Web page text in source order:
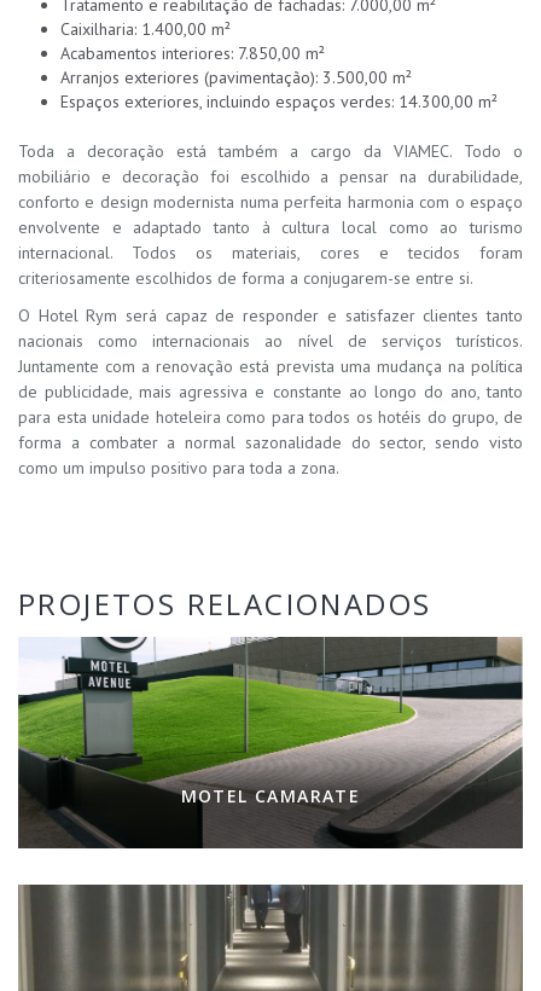
Tratamento e reabilitação de fachadas: 7.000,00 m²
Caixilharia: 1.400,00 m²
Acabamentos interiores: 7.850,00 m²
Arranjos exteriores (pavimentação): 3.500,00 m²
Espaços exteriores, incluindo espaços verdes: 14.300,00 m²
Toda a decoração está também a cargo da VIAMEC. Todo o
mobiliário e decoração foi escolhido a pensar na durabilidade,
conforto e design modernista numa perfeita harmonia com o espaço
envolvente e adaptado tanto à cultura local como ao turismo
internacional. Todos os materiais, cores e tecidos foram
criteriosamente escolhidos de forma a conjugarem-se entre si.
O Hotel Rym será capaz de responder e satisfazer clientes tanto
nacionais como internacionais ao nível de serviços turísticos.
Juntamente com a renovação está prevista uma mudança na política
de publicidade, mais agressiva e constante ao longo do ano, tanto
para esta unidade hoteleira como para todos os hotéis do grupo, de
forma a combater a normal sazonalidade do sector, sendo visto
como um impulso positivo para toda a zona.
PROJETOS RELACIONADOS
MOTEL CAMARATE